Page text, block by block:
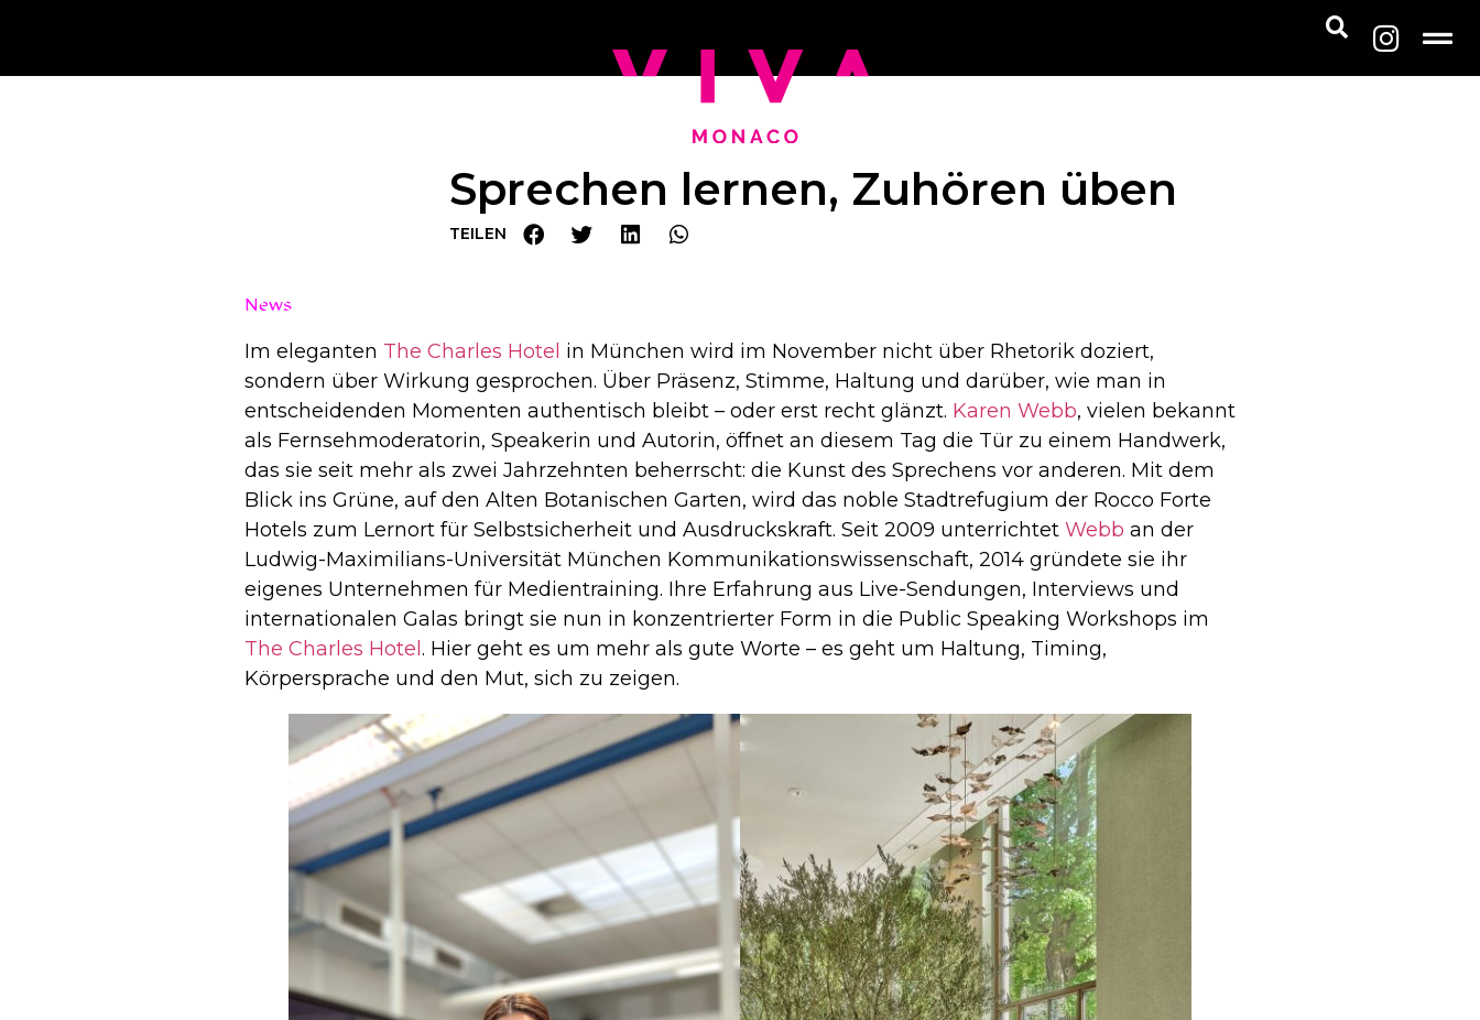
Sprechen lernen, Zuhören üben
TEILEN
News
Im eleganten The Charles Hotel in München wird im November nicht über Rhetorik doziert,
sondern über Wirkung gesprochen. Über Präsenz, Stimme, Haltung und darüber, wie man in
entscheidenden Momenten authentisch bleibt – oder erst recht glänzt. Karen Webb, vielen bekannt
als Fernsehmoderatorin, Speakerin und Autorin, öffnet an diesem Tag die Tür zu einem Handwerk,
das sie seit mehr als zwei Jahrzehnten beherrscht: die Kunst des Sprechens vor anderen. Mit dem
Blick ins Grüne, auf den Alten Botanischen Garten, wird das noble Stadtrefugium der Rocco Forte
Hotels zum Lernort für Selbstsicherheit und Ausdruckskraft. Seit 2009 unterrichtet Webb an der
Ludwig-Maximilians-Universität München Kommunikationswissenschaft, 2014 gründete sie ihr
eigenes Unternehmen für Medientraining. Ihre Erfahrung aus Live-Sendungen, Interviews und
internationalen Galas bringt sie nun in konzentrierter Form in die Public Speaking Workshops im
The Charles Hotel . Hier geht es um mehr als gute Worte – es geht um Haltung, Timing,
Körpersprache und den Mut, sich zu zeigen.